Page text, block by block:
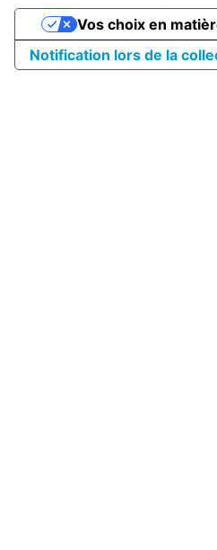
Notification lors de la
Vos choix en